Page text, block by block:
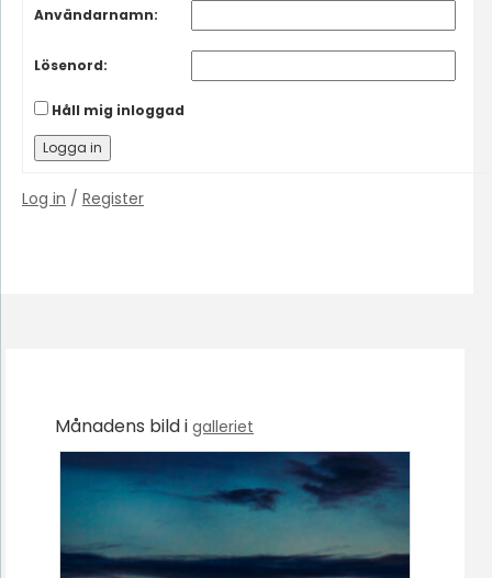
Användarnamn:
Lösenord:
Håll mig inloggad
Logga in
Log in / Register
Månadens bild i galleriet